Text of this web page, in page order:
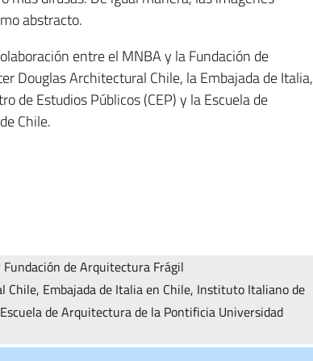
abstracto.
entre el MNBA y la Fundación de
Douglas Architectural Chile, la Embajada de Italia,
de Estudios Públicos (CEP) y la Escuela de
Chile.
de Arquitectura Frágil
Embajada de Italia en Chile, Instituto Italiano de
de Arquitectura de la Pontificia Universidad